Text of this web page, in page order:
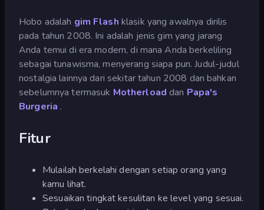
Hobo adalah gim Flash klasik yang awalnya dirilis
pada tahun 2008. Ini adalah jenis gim yang jarang
Anda temui di era modern, di mana Anda berkeliling
sebagai tunawisma, menyerang siapa pun. Judul-judul
nostalgia lainnya dari sekitar tahun 2008 dan bahkan
sebelumnya termasuk Motherload dan Papa's
Burgeria .
Fitur
Mulailah berkelahi dengan setiap orang yang
kamu lihat.
Sesuaikan tingkat kesulitan ke level yang sesuai.